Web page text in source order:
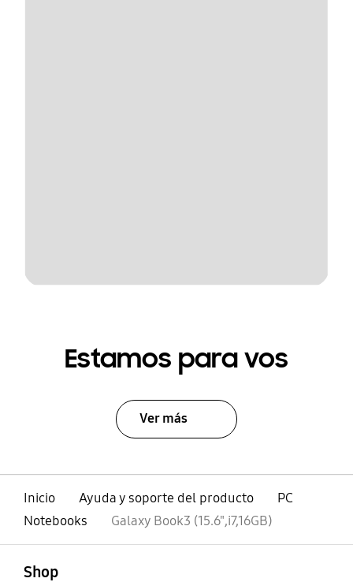
Estamos para vos
Ver más
Inicio Ayuda y soporte del producto
PC
Notebooks
Galaxy Book3 (15.6",i7,16GB)
Shop